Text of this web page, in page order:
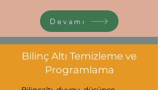
Devamı
Bilinç Altı Temizleme ve
Programlama